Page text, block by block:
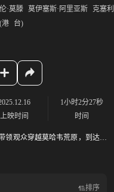
·莫滕 莫伊塞斯·阿里亚斯
克塞
港
台)
上映时间
1小时2分27秒
时间
观众穿越莫哈韦荒原，到达世
排序